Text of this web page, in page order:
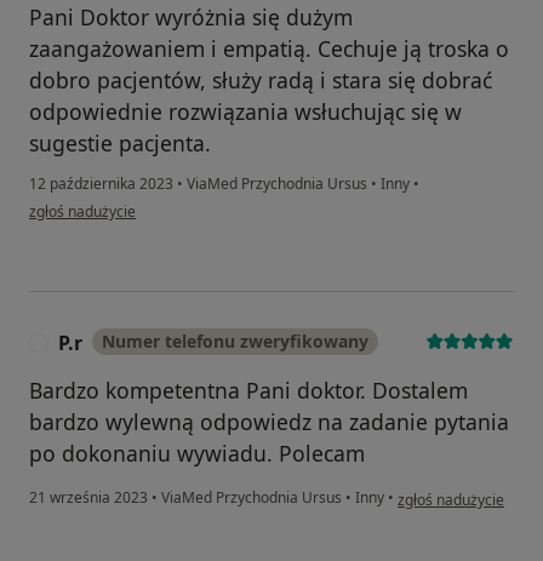
Pani Doktor wyróżnia się dużym
zaangażowaniem i empatią. Cechuje ją troska o
dobro pacjentów, służy radą i stara się dobrać
odpowiednie rozwiązania wsłuchując się w
sugestie pacjenta.
12 października 2023 • ViaMed Przychodnia Ursus • Inny •
w opinii użytkownika Krystyna
zgłoś nadużycie
P.r Numer telefonu zweryfikowany
Bardzo kompetentna Pani doktor. Dostalem
bardzo wylewną odpowiedz na zadanie pytania
po dokonaniu wywiadu. Polecam
21 września 2023 • ViaMed Przychodnia Ursus • Inny • w opinii użytkownika
zgłoś nadużycie